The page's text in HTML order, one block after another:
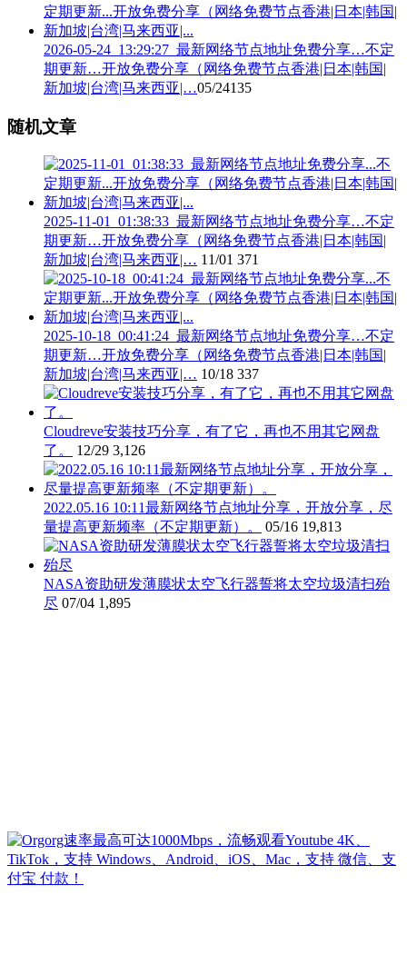
2026-05-24_13:29:27_最新网络节点地址免费分享…不定
期更新…开放免费分享（网络免费节点香港|日本|韩国|
新加坡|台湾|马来西亚|…05/24135
随机文章
2025-11-01_01:38:33_最新网络节点地址免费分享…不定
期更新…开放免费分享（网络免费节点香港|日本|韩国|
新加坡|台湾|马来西亚|… 11/01 371
2025-10-18_00:41:24_最新网络节点地址免费分享…不定
期更新…开放免费分享（网络免费节点香港|日本|韩国|
新加坡|台湾|马来西亚|… 10/18 337
Cloudreve安装技巧分享，有了它，再也不用其它网盘
了。
12/29 3,126
2022.05.16 10:11最新网络节点地址分享，开放分享，尽
量提高更新频率（不定期更新）。
05/16 19,813
NASA资助研发薄膜状太空飞行器誓将太空垃圾清扫殆
尽 07/04 1,895